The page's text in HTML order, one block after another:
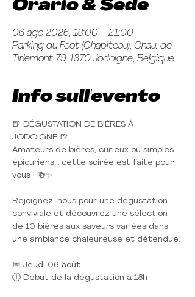
Orario & Sede
06 ago 2026, 18:00 – 21:00
Parking du Foot (Chapiteau), Chau. de
Tirlemont 79, 1370 Jodoigne, Belgique
Info sull'evento
🍺 DÉGUSTATION DE BIÈRES À
JODOIGNE 🍺
Amateurs de bières, curieux ou simples
épicuriens… cette soirée est faite pour
vous ! 🍻✨
Rejoignez-nous pour une dégustation
conviviale et découvrez une sélection
de 10 bières aux saveurs variées dans
une ambiance chaleureuse et détendue.
📅 Jeudi 06 août
🕕 Début de la dégustation à 18h